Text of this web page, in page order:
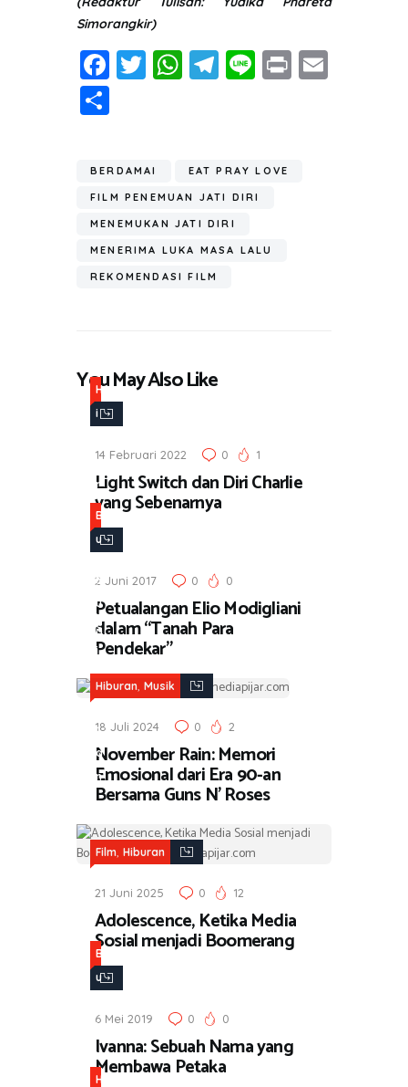
Simorangkir)
Fa
ce
ok
T
wi
W
h
A
p
p
T
el
a
m
Li
n
Pr
in
ar
e
BERDAMAI EAT PRAY LOVE
FILM PENEMUAN JATI DIRI
MENEMUKAN JATI DIRI
MENERIMA LUKA MASA LALU
REKOMENDASI FILM
You May Also Like
H
i
u
r
a
n
,
M
u
s
i
k
14 Februari 2022 0 1
Light Switch dan Diri Charlie
yang Sebenarnya
B
u
u
,
H
i
b
r
a
n
2 Juni 2017 0 0
Petualangan Elio Modigliani
dalam “Tanah Para
Pendekar”
Hiburan, Musik
18 Juli 2024 0 2
November Rain: Memori
Emosional dari Era 90-an
Bersama Guns N’ Roses
Film, Hiburan
21 Juni 2025 0 12
Adolescence, Ketika Media
Sosial menjadi Boomerang
B
u
u
,
H
6 Mei 2019 0 0
Ivanna: Sebuah Nama yang
Membawa Petaka
H